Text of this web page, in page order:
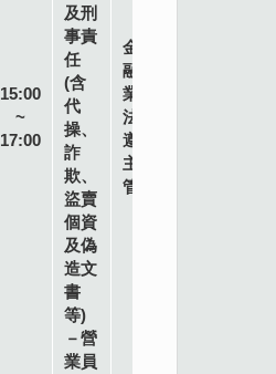
15:00
~
17:00
及刑
事責
任
(含
代
操、
詐
欺、
盜賣
個資
及偽
造文
書
等)
－營
業員
金
融
業
法
遵
主
管